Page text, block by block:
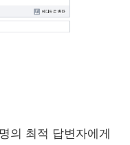
의 최적 답변자에게